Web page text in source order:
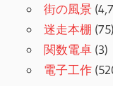
街の風景
迷走本棚 (75)
関数電卓 (3)
電子工作